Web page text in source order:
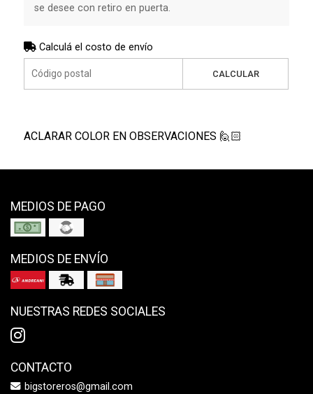
se desee con retiro en puerta.
Calculá el costo de envío
CALCULAR
ACLARAR COLOR EN OBSERVACIONES 🙋🏻
MEDIOS DE PAGO
MEDIOS DE ENVÍO
NUESTRAS REDES SOCIALES
CONTACTO
bigstoreros@gmail.com